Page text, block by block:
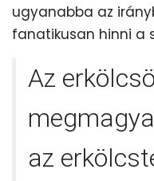
ugyanabba az
fanatikusan hinni a
Az
az